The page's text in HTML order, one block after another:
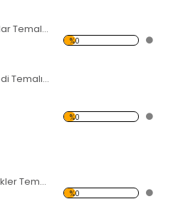
Şemsiyeli Kuşlar Temalı Duvar Sticker
%0
Kılçık Tutan Kedi Temalı Duvar Sticker
%0
Dallar ve Çiçekler Temalı Duvar Sticker
%0